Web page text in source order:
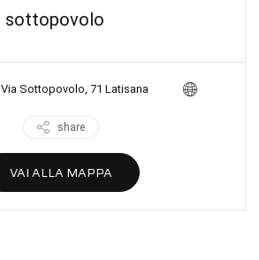
sottopovolo
Via Sottopovolo, 71 Latisana
share
VAI ALLA MAPPA